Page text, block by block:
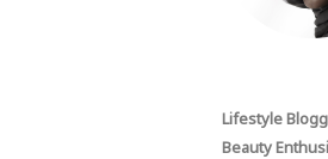
Lifestyle
Beauty